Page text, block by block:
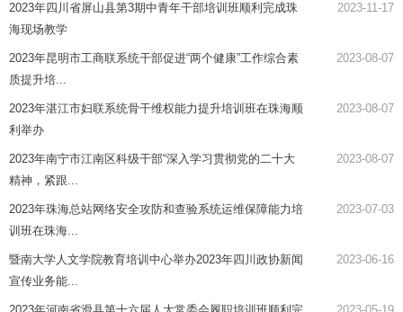
2023年四川省屏山县第3期中青年干部培训班顺利完成珠
海现场教学
2023-11-17
2023年昆明市工商联系统干部促进“两个健康”工作综合素
质提升培...
2023-08-07
2023年湛江市妇联系统骨干维权能力提升培训班在珠海顺
利举办
2023-08-07
2023年南宁市江南区科级干部“深入学习贯彻党的二十大
精神，紧跟...
2023-08-07
2023年珠海总站网络安全攻防和查验系统运维保障能力培
训班在珠海...
2023-07-03
暨南大学人文学院教育培训中心举办2023年四川政协新闻
宣传业务能...
2023-06-16